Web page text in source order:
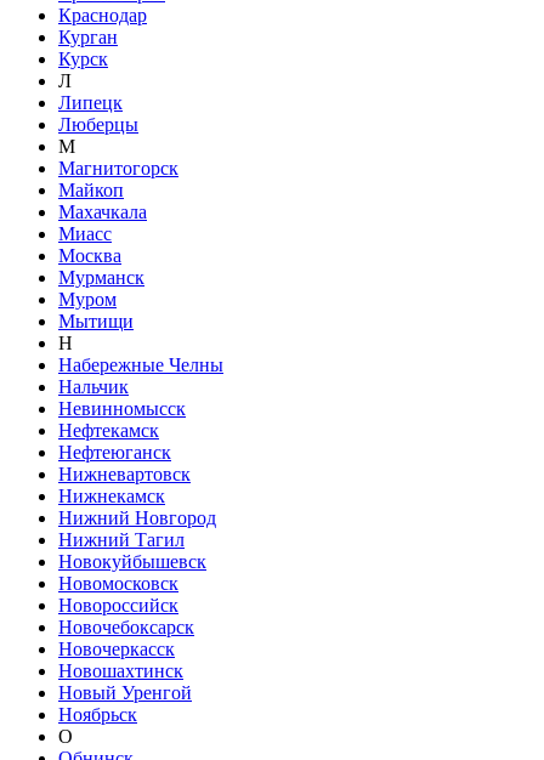
Краснодар
Курган
Курск
Л
Липецк
Люберцы
М
Магнитогорск
Майкоп
Махачкала
Миасс
Москва
Мурманск
Муром
Мытищи
Н
Набережные Челны
Нальчик
Невинномысск
Нефтекамск
Нефтеюганск
Нижневартовск
Нижнекамск
Нижний Новгород
Нижний Тагил
Новокуйбышевск
Новомосковск
Новороссийск
Новочебоксарск
Новочеркасск
Новошахтинск
Новый Уренгой
Ноябрьск
О